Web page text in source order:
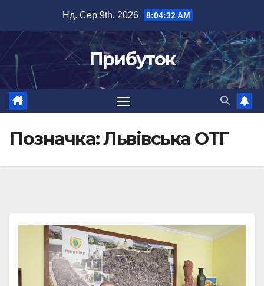
вмісту
Нд. Сер 9th, 2026 8:04:32 AM
Прибуток
Позначка:Львівська ОТГ